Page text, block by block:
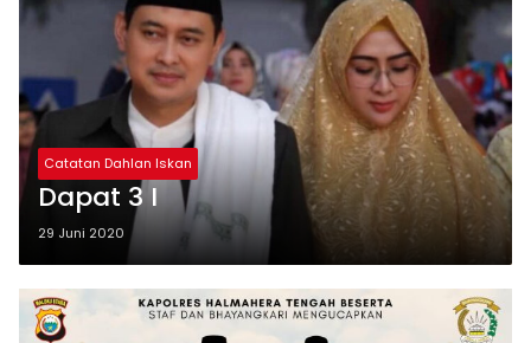
Catatan Dahlan Iskan
Dapat 3 I
29 Juni 2020